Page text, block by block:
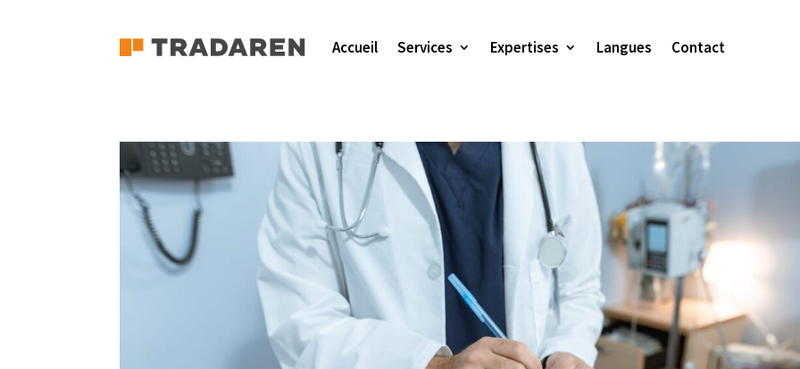
Accueil Services Expertises Langues Contact